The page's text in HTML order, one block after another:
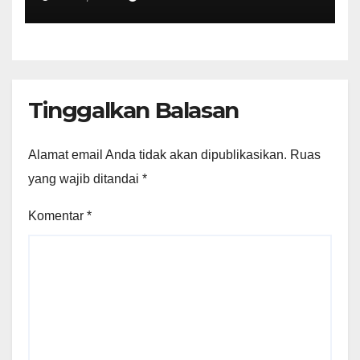
Tinggalkan Balasan
Alamat email Anda tidak akan dipublikasikan. Ruas
yang wajib ditandai *
Komentar *